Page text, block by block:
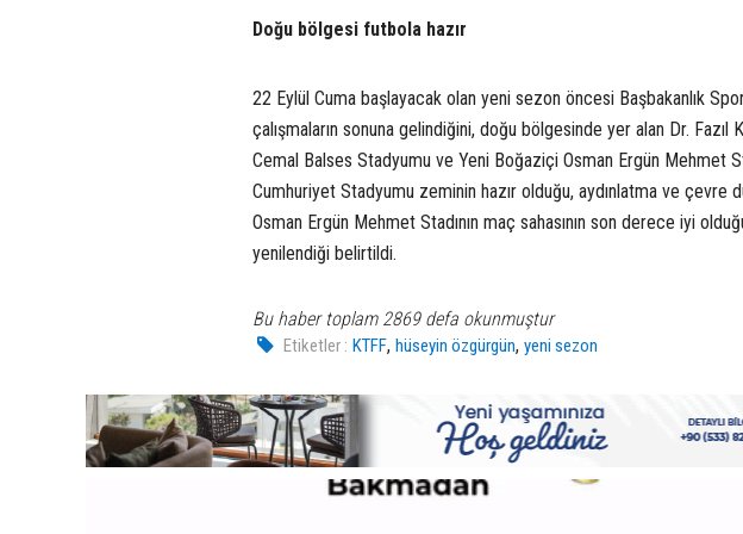
Doğu bölgesi futbola hazır
22 Eylül Cuma başlayacak olan yeni sezon öncesi Başbakanlık
çalışmaların sonuna gelindiğini, doğu bölgesinde yer alan Dr.
Cemal Balses Stadyumu ve Yeni Boğaziçi Osman Ergün Mehmet
Cumhuriyet Stadyumu zeminin hazır olduğu, aydınlatma ve çevre
Osman Ergün Mehmet Stadının maç sahasının son derece iyi
yenilendiği belirtildi.
Bu haber toplam 2869 defa okunmuştur
Etiketler : KTFF,hüseyin özgürgün,yeni sezon